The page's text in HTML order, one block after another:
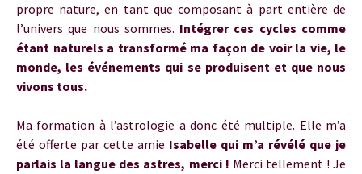
propre nature, en tant que composant à part entière de
l’univers que nous sommes. Intégrer ces cycles comme
étant naturels a transformé ma façon de voir la vie, le
monde, les événements qui se produisent et que nous
vivons tous.
Ma formation à l’astrologie a donc été multiple. Elle m’a
été offerte par cette amie Isabelle qui m’a révélé que je
parlais la langue des astres, merci ! Merci tellement ! Je